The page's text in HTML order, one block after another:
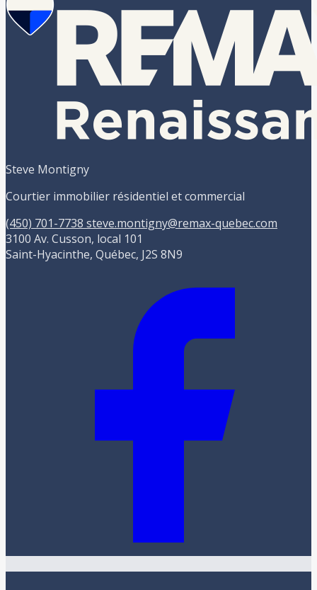
Steve Montigny
Courtier immobilier résidentiel et commercial
(450) 701-7738 steve.montigny@remax-quebec.com
3100 Av. Cusson, local 101
Saint-Hyacinthe, Québec, J2S 8N9